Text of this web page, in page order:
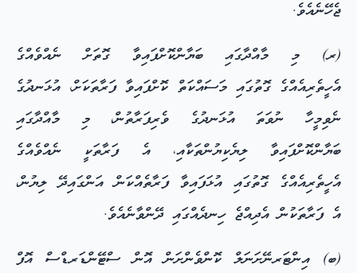
ޖެހޭނެއެވެ.
(ރ) މި މާއްދާގައި ބަޔާންކޮށްފައިވާ ގޮތަށް ނެއްވެއްގެ
އެހީތެރިއެއްގެ ގޮތުގައި މަސައްކަތް ކޮށްފައިވާ ފަރާތަކަށް، އުޅަނދުގެ
ނެވިމީހާ ނުވަތަ އުޅަނދުގެ ވެރިފަރާތުން، މި މާއްދާގައި
ބަޔާންކޮށްފައިވާ ލިޔެކިޔުންތަކާއި، އެ ފަރާތަކީ ނެއްވެއްގެ
އެހީތެރިއެއްގެ ގޮތުގައި އުޅަފައިވާ ފަރާތެއްކަން އަންގައިދޭ ލިޔުން،
އެ ފަރާތަކުން އެދިއްޖެ ހިނދެއްގައި ދޭންވާނެއެވެ.
(ބ) އިންޓަރނޭށަނަލް ކޮންވެންށަން އޮން ސްޓޭންޑަރޑްސް އޮފް